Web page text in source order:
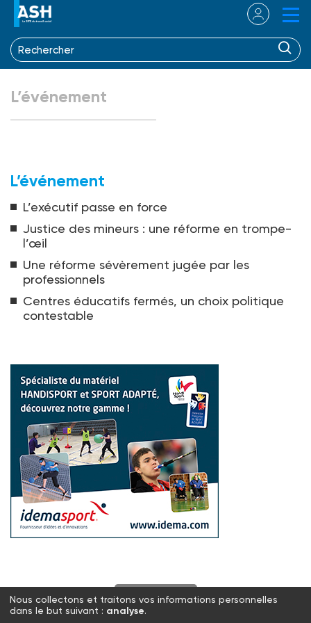
L’événement
L’événement
L’exécutif passe en force
Justice des mineurs : une réforme en trompe-
l’œil
Une réforme sévèrement jugée par les
professionnels
Centres éducatifs fermés, un choix politique
contestable
S'abonner
Nous collectons et traitons vos informations personnelles
dans le but suivant : analyse.